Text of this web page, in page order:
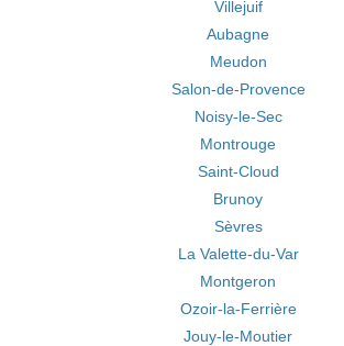
Villejuif
Aubagne
Meudon
Salon-de-Provence
Noisy-le-Sec
Montrouge
Saint-Cloud
Brunoy
Sèvres
La Valette-du-Var
Montgeron
Ozoir-la-Ferrière
Jouy-le-Moutier